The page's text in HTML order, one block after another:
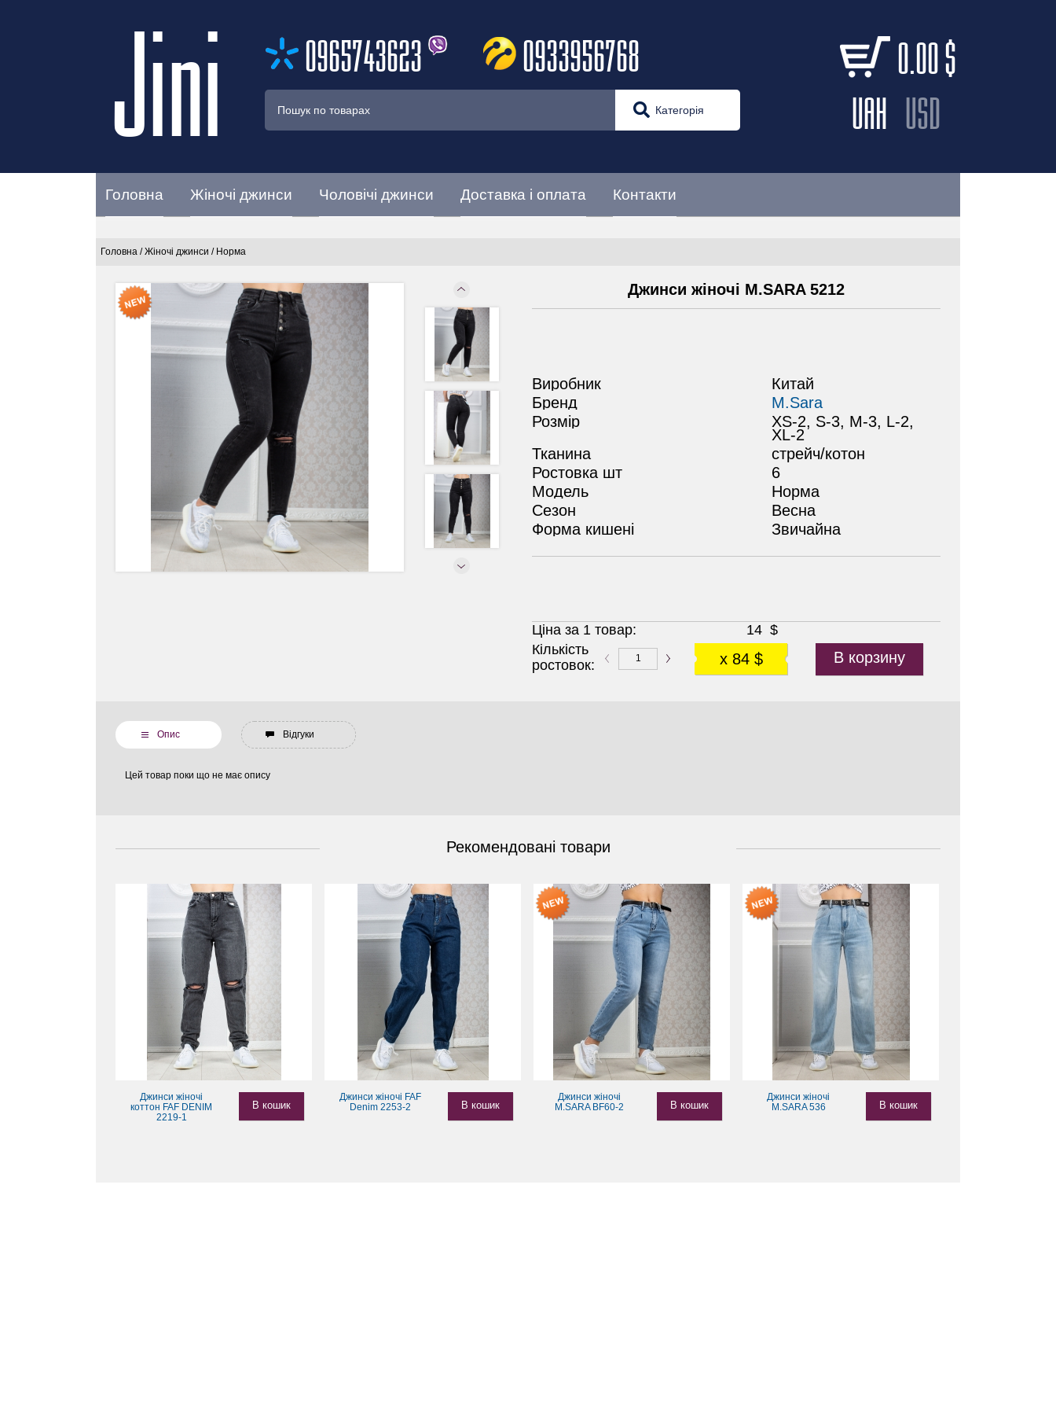
Jini 0965743623 0933956768 0.00$
UAH USD
Категорія
Головна Жіночі джинси Чоловічі джинси Доставка і оплата Контакти
Головна / Жіночі джинси / Норма
Джинси жіночі M.SARA 5212
Виробник
Китай
Бренд
M.Sara
Розмір
XS-2, S-3, M-3, L-2,
XL-2
Тканина
стрейч/котон
Ростовка шт
6
Модель
Норма
Сезон
Весна
Форма кишені
Звичайнa
Кількість
ростовок:
x 84 $ В корзину
Ціна за 1 товар: 14 $
Опис Відгуки
Цей товар поки що не має опису
Рекомендовані товари
Джинси жіночі
коттон FAF DENIM
2219-1
В кошик
Джинси жіночі FAF
Denim 2253-2
В кошик
Джинси жіночі
M.SARA BF60-2
В кошик
Джинси жіночі
M.SARA 536
В кошик